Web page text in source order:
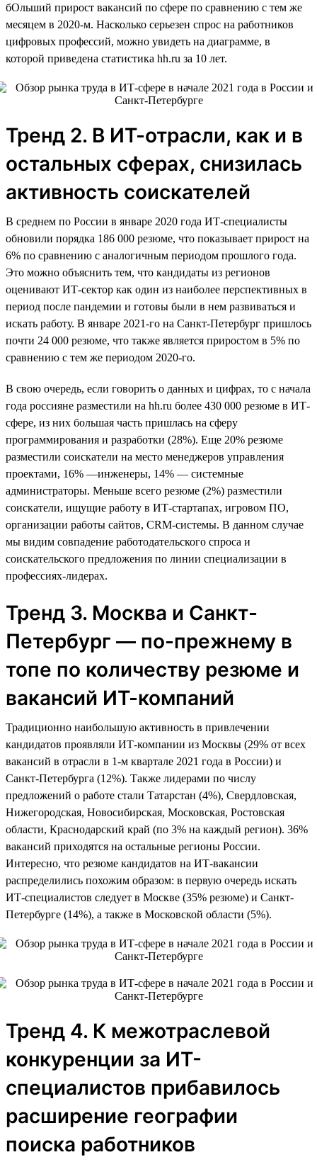
бОльший прирост вакансий по сфере по сравнению с тем же
месяцем в 2020-м. Насколько серьезен спрос на работников
цифровых профессий, можно увидеть на диаграмме, в
которой приведена статистика hh.ru за 10 лет.
Тренд 2. В ИТ-отрасли, как и в
остальных сферах, снизилась
активность соискателей
В среднем по России в январе 2020 года ИТ-специалисты
обновили порядка 186 000 резюме, что показывает прирост на
6% по сравнению с аналогичным периодом прошлого года.
Это можно объяснить тем, что кандидаты из регионов
оценивают ИТ-сектор как один из наиболее перспективных в
период после пандемии и готовы были в нем развиваться и
искать работу. В январе 2021-го на Санкт-Петербург пришлось
почти 24 000 резюме, что также является приростом в 5% по
сравнению с тем же периодом 2020-го.
В свою очередь, если говорить о данных и цифрах, то с начала
года россияне разместили на hh.ru более 430 000 резюме в ИТ-
сфере, из них большая часть пришлась на сферу
программирования и разработки (28%). Еще 20% резюме
разместили соискатели на место менеджеров управления
проектами, 16% —инженеры, 14% — системные
администраторы. Меньше всего резюме (2%) разместили
соискатели, ищущие работу в ИТ-стартапах, игровом ПО,
организации работы сайтов, CRM-системы. В данном случае
мы видим совпадение работодательского спроса и
соискательского предложения по линии специализации в
профессиях-лидерах.
Тренд 3. Москва и Санкт-
Петербург — по-прежнему в
топе по количеству резюме и
вакансий ИТ-компаний
Традиционно наибольшую активность в привлечении
кандидатов проявляли ИТ-компании из Москвы (29% от всех
вакансий в отрасли в 1-м квартале 2021 года в России) и
Санкт-Петербурга (12%). Также лидерами по числу
предложений о работе стали Татарстан (4%), Свердловская,
Нижегородская, Новосибирская, Московская, Ростовская
области, Краснодарский край (по 3% на каждый регион). 36%
вакансий приходятся на остальные регионы России.
Интересно, что резюме кандидатов на ИТ-вакансии
распределились похожим образом: в первую очередь искать
ИТ-специалистов следует в Москве (35% резюме) и Санкт-
Петербурге (14%), а также в Московской области (5%).
Тренд 4. К межотраслевой
конкуренции за ИТ-
специалистов прибавилось
расширение географии
поиска работников